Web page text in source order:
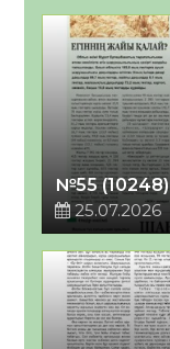
№55 (10248)
25.07.2026